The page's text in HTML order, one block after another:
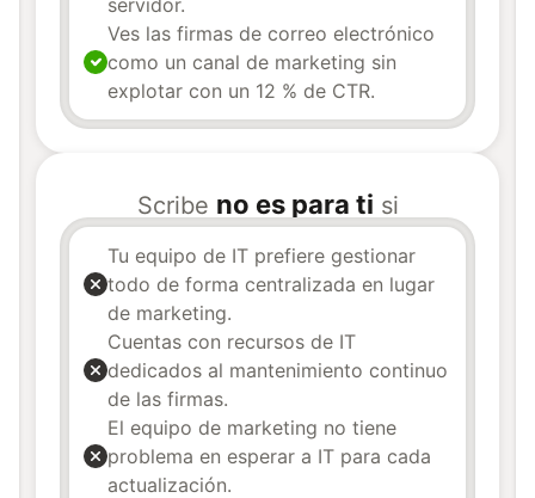
servidor.
Ves las firmas de correo electrónico
como un canal de marketing sin
explotar con un 12 % de CTR.
Scribe no es para ti si
Tu equipo de IT prefiere gestionar
todo de forma centralizada en lugar
de marketing.
Cuentas con recursos de IT
dedicados al mantenimiento continuo
de las firmas.
El equipo de marketing no tiene
problema en esperar a IT para cada
actualización.